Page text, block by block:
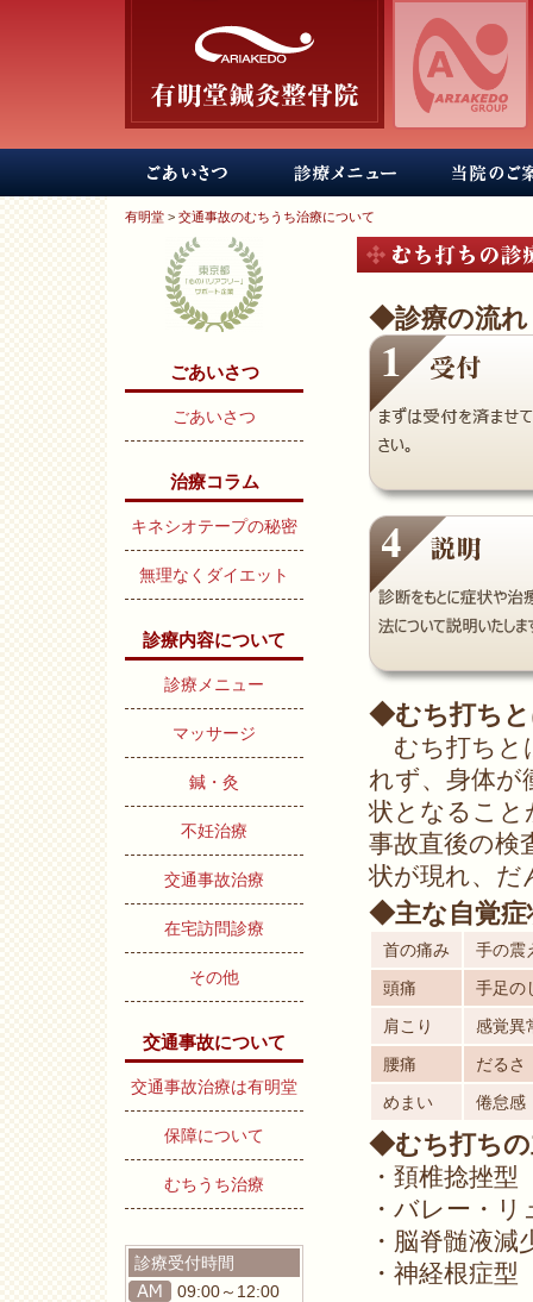
有明堂 > 交通事故のむちうち治療について
ごあいさつ
ごあいさつ
治療コラム
キネシオテープの秘密
無理なくダイエット
診療内容について
診療メニュー
マッサージ
鍼・灸
不妊治療
交通事故治療
在宅訪問診療
その他
交通事故について
交通事故治療は有明堂
保障について
むちうち治療
診療受付時間
09:00～12:00
◆診療の流れ
◆むち打ちと
むち打ちと
れず、身体が
状となること
事故直後の検
状が現れ、だ
◆主な自覚症
首の痛み
手の震
頭痛
手足の
肩こり
感覚異
腰痛
だるさ
めまい
倦怠感
◆むち打ちの
・頚椎捻挫型
・バレー・リ
・脳脊髄液減
・神経根症型